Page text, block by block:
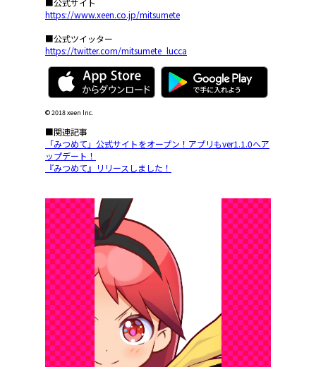
■公式サイト
https://www.xeen.co.jp/mitsumete
■公式ツイッター
https://twitter.com/mitsumete_lucca
© 2018 xeen Inc.
■関連記事
「みつめて」公式サイトをオープン！アプリもver1.1.0へア
ップデート！
『みつめて』リリースしました！